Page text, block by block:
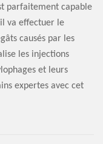
parfaitement capable
va effectuer le
causés par les
les injections
et leurs
expertes avec cet